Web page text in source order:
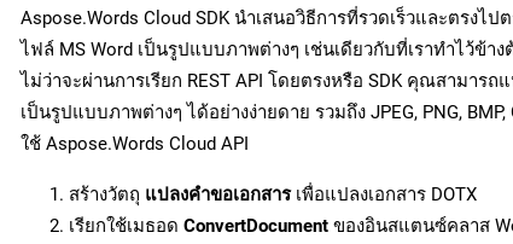
Aspose.Words Cloud SDK นำเสนอวิธีการที่รวดเร็วและตรงไป
ไฟล์ MS Word เป็นรูปแบบภาพต่างๆ เช่นเดียวกับที่เราทำไว้ข้าง
ไม่ว่าจะผ่านการเรียก REST API โดยตรงหรือ SDK คุณสามารถ
เป็นรูปแบบภาพต่างๆ ได้อย่างง่ายดาย รวมถึง JPEG, PNG, BMP,
ใช้ Aspose.Words Cloud API
สร้างวัตถุ แปลงคำขอเอกสารเพื่อแปลงเอกสาร DOTX
เรียกใช้เมธอด ConvertDocument ของอินสแตนซ์คลาส